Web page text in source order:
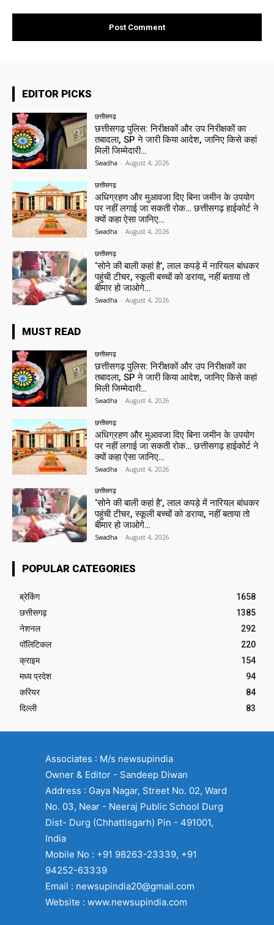
EDITOR PICKS
छत्तीसगढ़
छत्तीसगढ़ पुलिस: निरीक्षकों और उप निरीक्षकों का
तबादला, SP ने जारी किया आदेश, जानिए किसे कहां
मिली जिम्मेदारी…
Swadha - August 4, 2026
छत्तीसगढ़
अधिग्रहण और मुआवजा दिए बिना जमीन के उपयोग
पर नहीं लगाई जा सकती रोक… छत्तीसगढ़ हाईकोर्ट ने
क्यों कहा ऐसा जानिए…
Swadha - August 4, 2026
छत्तीसगढ़
‘सोने की बाली कहां है’, लाल कपड़े में नारियल बांधकर
पहुंची टीचर, स्कूली बच्चों को डराया, नहीं बताया तो
बीमार हो जाओगे…
Swadha - August 4, 2026
MUST READ
छत्तीसगढ़
छत्तीसगढ़ पुलिस: निरीक्षकों और उप निरीक्षकों का
तबादला, SP ने जारी किया आदेश, जानिए किसे कहां
मिली जिम्मेदारी…
Swadha - August 4, 2026
छत्तीसगढ़
अधिग्रहण और मुआवजा दिए बिना जमीन के उपयोग
पर नहीं लगाई जा सकती रोक… छत्तीसगढ़ हाईकोर्ट ने
क्यों कहा ऐसा जानिए…
Swadha - August 4, 2026
छत्तीसगढ़
‘सोने की बाली कहां है’, लाल कपड़े में नारियल बांधकर
पहुंची टीचर, स्कूली बच्चों को डराया, नहीं बताया तो
बीमार हो जाओगे…
Swadha - August 4, 2026
POPULAR CATEGORIES
ब्रेकिंग
1658
छत्तीसगढ़
1385
नेशनल
292
पॉलिटिकल
220
क्राइम
154
मध्य प्रदेश
94
करियर
84
दिल्ली
83
Associates : M/s newsupindia
Owner & Editor - Sandeep Diwan
Address : Gaya Nagar, Street No. 02, Ward
No. 03, Near - Neeraj Public School Durg
Dist- Durg (Chhattisgarh) Pin - 491001,
India
Mobile No : +91 98263-23339, +91
94252-63339
Email : newsupindia20@gmail.com
Website : www.newsupindia.com